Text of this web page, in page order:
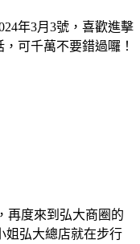
年3月3號，喜歡進擊
可千萬不要錯過囉！
再度來到弘大商圈的
姐弘大總店就在步行